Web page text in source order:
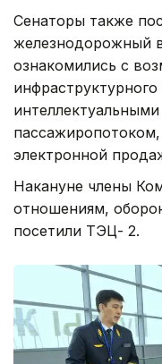
Сенаторы также
железнодорожный
ознакомились с
электронной
Накануне члены
отношениям,
посетили ТЭЦ- 2.